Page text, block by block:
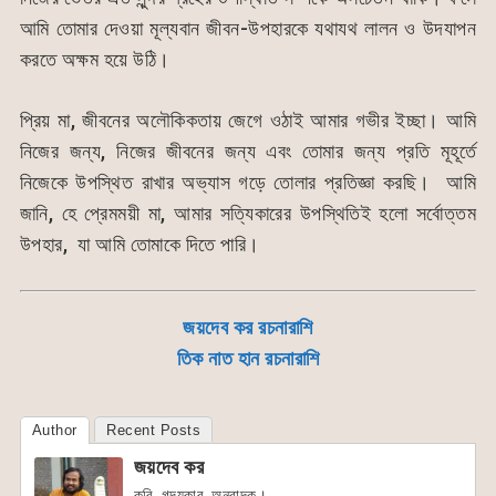
আমি তোমার দেওয়া মূল্যবান জীবন-উপহারকে যথাযথ লালন ও উদযাপন
করতে অক্ষম হয়ে উঠি।
প্রিয় মা, জীবনের অলৌকিকতায় জেগে ওঠাই আমার গভীর ইচ্ছা। আমি
নিজের জন্য, নিজের জীবনের জন্য এবং তোমার জন্য প্রতি মূহূর্তে
নিজেকে উপস্থিত রাখার অভ্যাস গড়ে তোলার প্রতিজ্ঞা করছি। আমি
জানি, হে প্রেমময়ী মা, আমার সত্যিকারের উপস্থিতিই হলো সর্বোত্তম
উপহার, যা আমি তোমাকে দিতে পারি।
জয়দেব কর রচনারাশি
তিক নাত হান রচনারাশি
Author Recent Posts
জয়দেব কর